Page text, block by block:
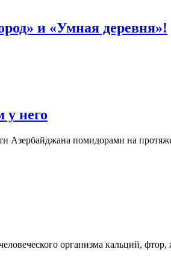
и «Умная деревня»!
у него
Азербайджана помидорами на
организма кальций,